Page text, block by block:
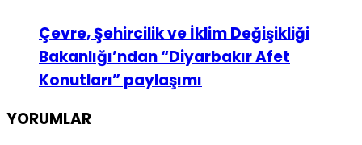
Çevre, Şehircilik ve İklim Değişikliği
Bakanlığı’ndan “Diyarbakır Afet
Konutları” paylaşımı
YORUMLAR